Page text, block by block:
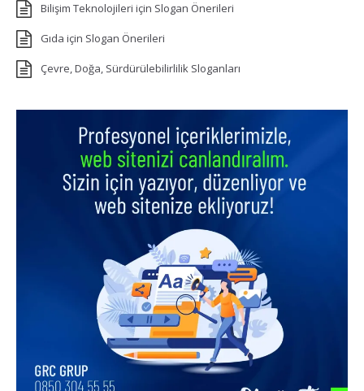
Bilişim Teknolojileri için Slogan Önerileri
Gıda için Slogan Önerileri
Çevre, Doğa, Sürdürülebilirlilik Sloganları